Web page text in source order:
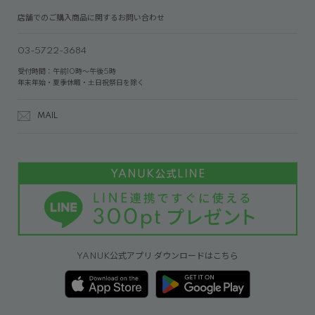
店舗でのご購入商品に関するお問い合わせ
03-5722-3684
受付時間：午前10時～午後5時
年末年始・夏季休暇・土日祝祭日を除く
MAIL
YANUK公式アプリ ダウンロードはこちら